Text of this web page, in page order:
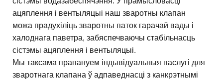
ацяплення і вентыляцыі наш зваротны клапан
можа прадухіліць зваротны паток гарачай вады і
халоднага паветра, забяспечваючы стабільнасць
сістэмы ацяплення і вентыляцыі.
Мы таксама прапануем індывідуальныя паслугі для
зваротнага клапана ў адпаведнасці з канкрэтнымі